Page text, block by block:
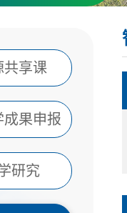
共享课
成果申报
研究